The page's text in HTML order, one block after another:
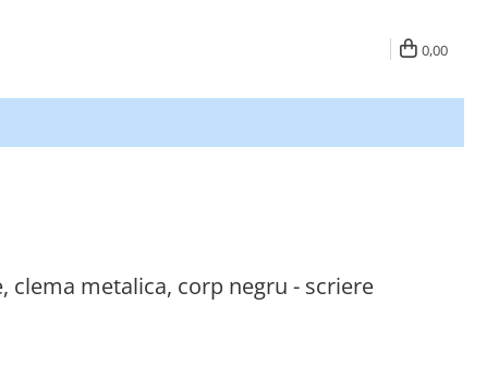
0,00
clema metalica, corp negru - scriere